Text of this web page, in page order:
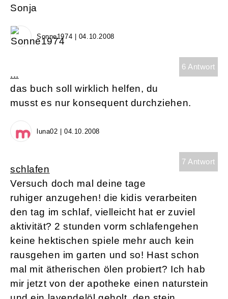
Sonja
Sonne1974 | 04.10.2008
6 Antwort
...
das buch soll wirklich helfen, du
musst es nur konsequent durchziehen.
luna02 | 04.10.2008
7 Antwort
schlafen
Versuch doch mal deine tage
ruhiger anzugehen! die kidis verarbeiten
den tag im schlaf, vielleicht hat er zuviel
aktivität? 2 stunden vorm schlafengehen
keine hektischen spiele mehr auch kein
rausgehen im garten und so! Hast schon
mal mit ätherischen ölen probiert? Ich hab
mir jetzt von der apotheke einen naturstein